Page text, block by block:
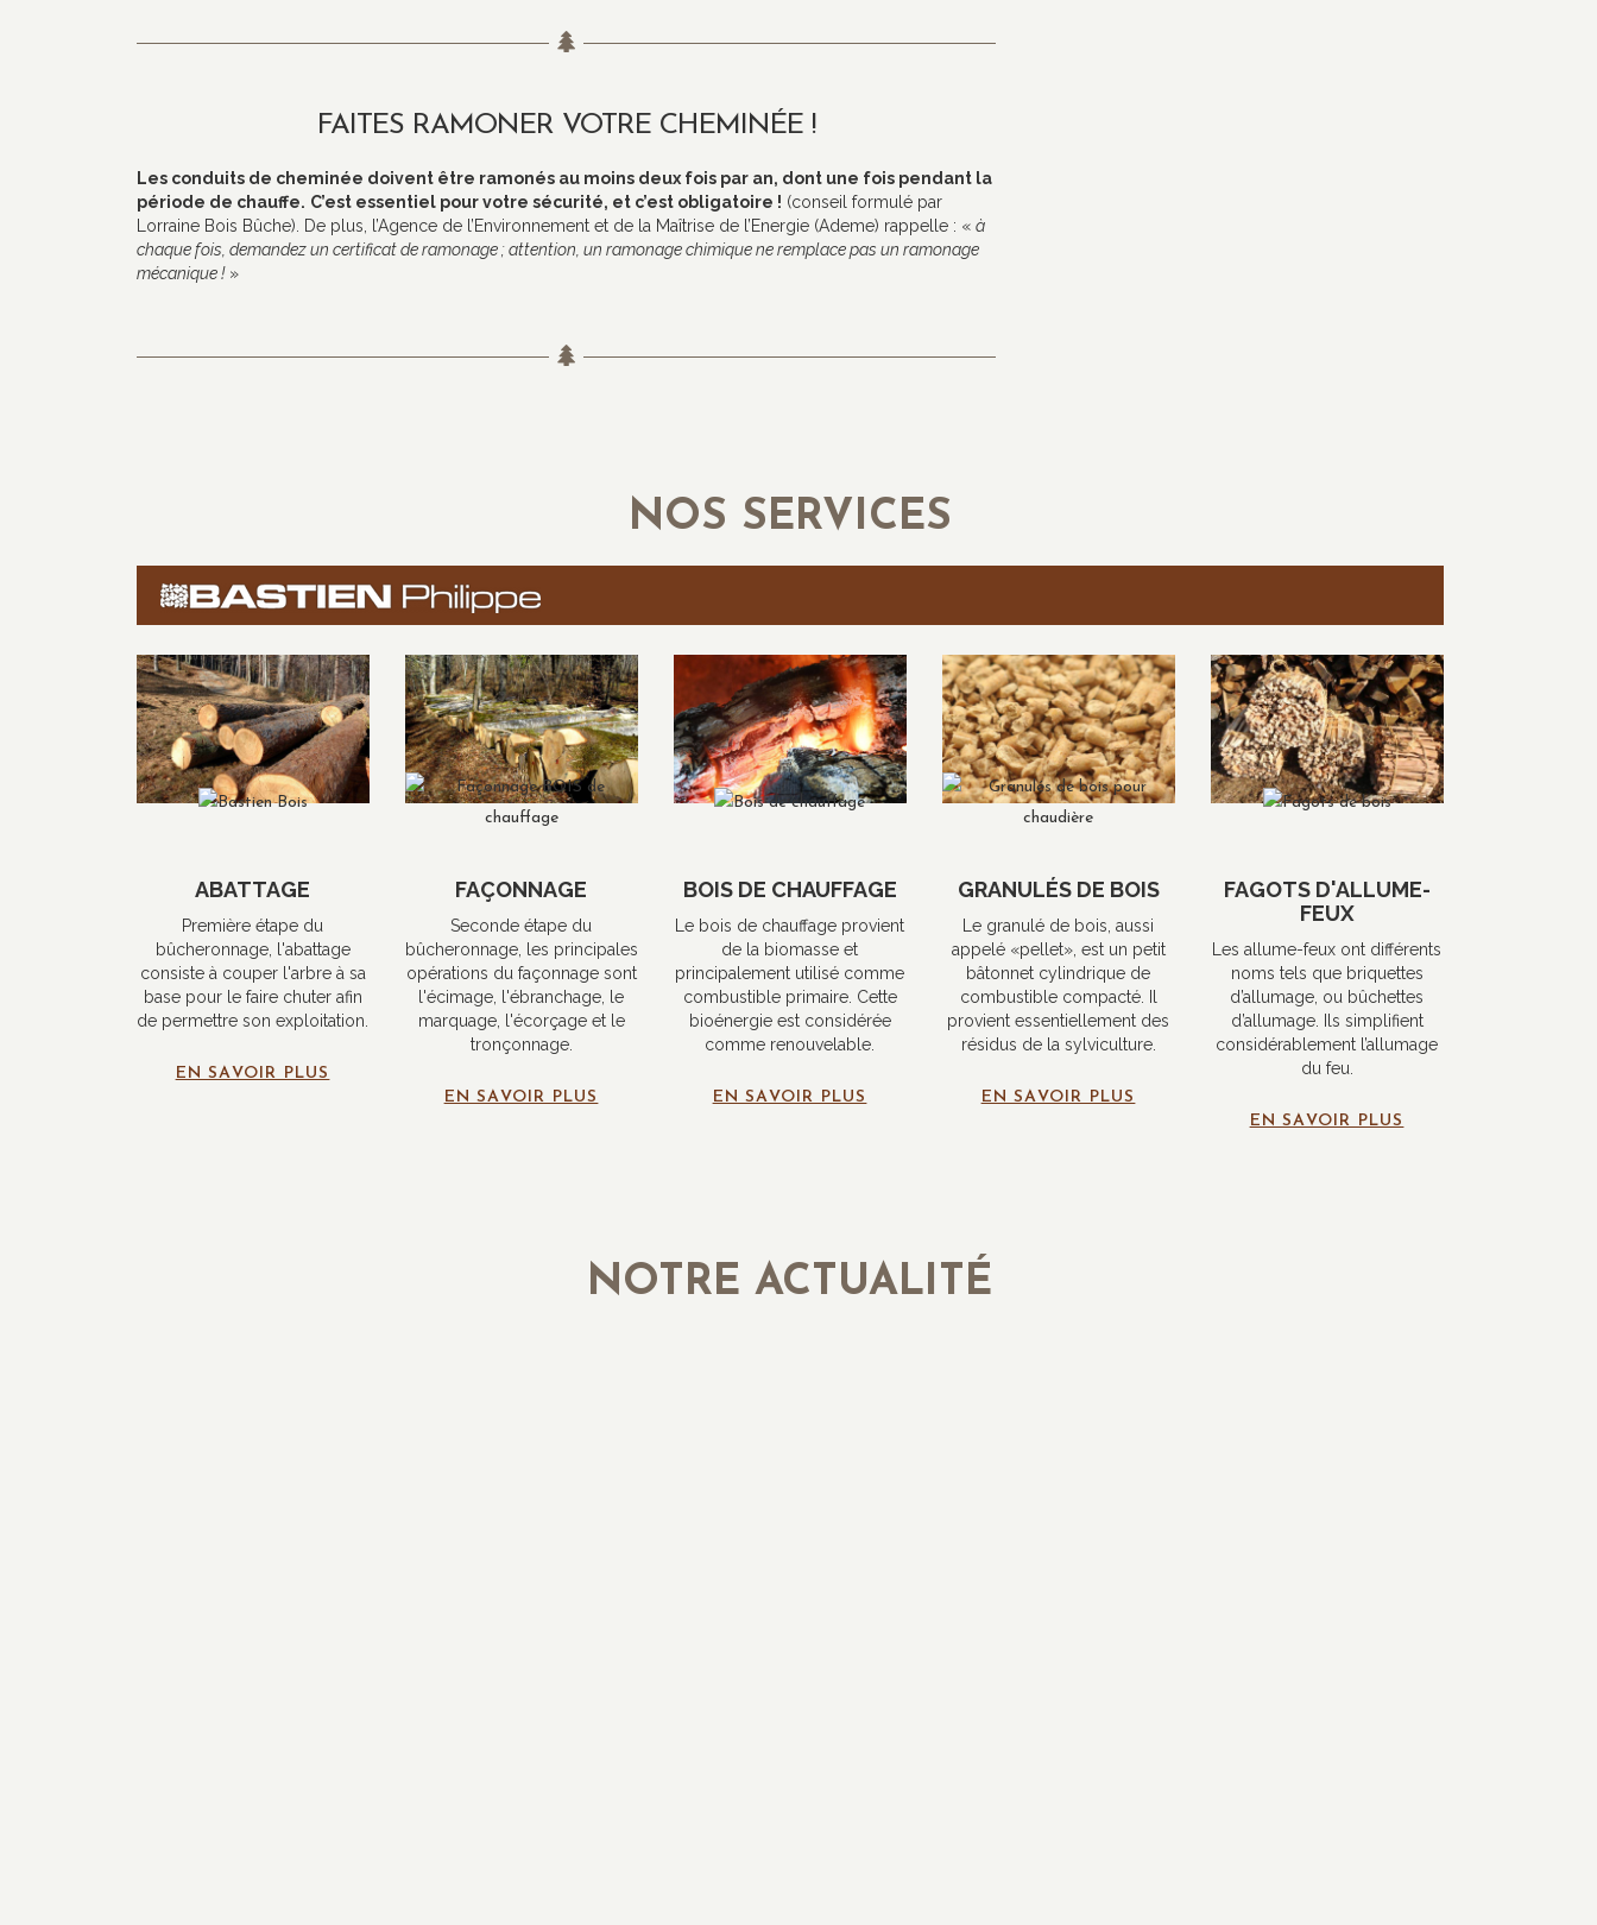
FAITES RAMONER VOTRE CHEMINÉE !
Les conduits de cheminée doivent être ramonés au moins deux fois par an, dont une fois pendant la
période de chauffe. C’est essentiel pour votre sécurité, et c’est obligatoire ! (conseil formulé par
Lorraine Bois Bûche). De plus, l’Agence de l’Environnement et de la Maîtrise de l’Energie (Ademe) rappelle : « à
chaque fois, demandez un certificat de ramonage ; attention, un ramonage chimique ne remplace pas un ramonage
mécanique !»
NOS SERVICES
ABATTAGE
Première étape du
bûcheronnage, l'abattage
consiste à couper l'arbre à sa
base pour le faire chuter afin
de permettre son exploitation.
EN SAVOIR PLUS
FAÇONNAGE
Seconde étape du
bûcheronnage, les principales
opérations du façonnage sont
l'écimage, l'ébranchage, le
marquage, l'écorçage et le
tronçonnage.
EN SAVOIR PLUS
BOIS DE CHAUFFAGE
Le bois de chauffage provient
de la biomasse et
principalement utilisé comme
combustible primaire. Cette
bioénergie est considérée
comme renouvelable.
EN SAVOIR PLUS
GRANULÉS DE BOIS
Le granulé de bois, aussi
appelé «pellet», est un petit
bâtonnet cylindrique de
combustible compacté. Il
provient essentiellement des
résidus de la sylviculture.
EN SAVOIR PLUS
FAGOTS D'ALLUME-
FEUX
Les allume-feux ont différents
noms tels que briquettes
d’allumage, ou bûchettes
d’allumage. Ils simplifient
considérablement l’allumage
du feu.
EN SAVOIR PLUS
NOTRE ACTUALITÉ